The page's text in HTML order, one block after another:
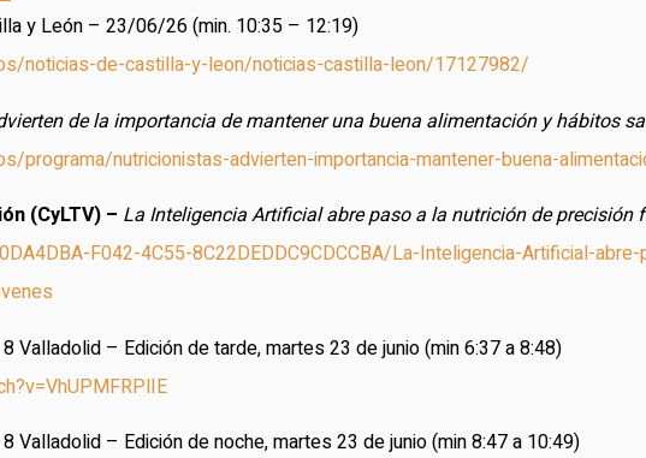
y León – 23/06/26 (min. 10:35 – 12:19)
noticias-de-castilla-y-leon/noticias-castilla-leon/17127982/
de la importancia de mantener una buena alimentación y hábitos
programa/nutricionistas-advierten-importancia-mantener-buena-
(CyLTV) – La Inteligencia Artificial abre paso a la nutrición de precisión
F042-4C55-8C22DEDDC9CDCCBA/La-Inteligencia-Artificial-
Valladolid – Edición de tarde, martes 23 de junio (min 6:37 a 8:48)
Valladolid – Edición de noche, martes 23 de junio (min 8:47 a 10:49)